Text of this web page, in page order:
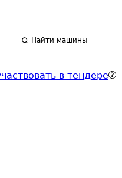
Найти машины
в тендере